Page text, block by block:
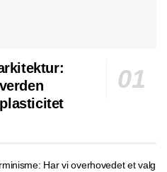
Har vi overhovedet et valg